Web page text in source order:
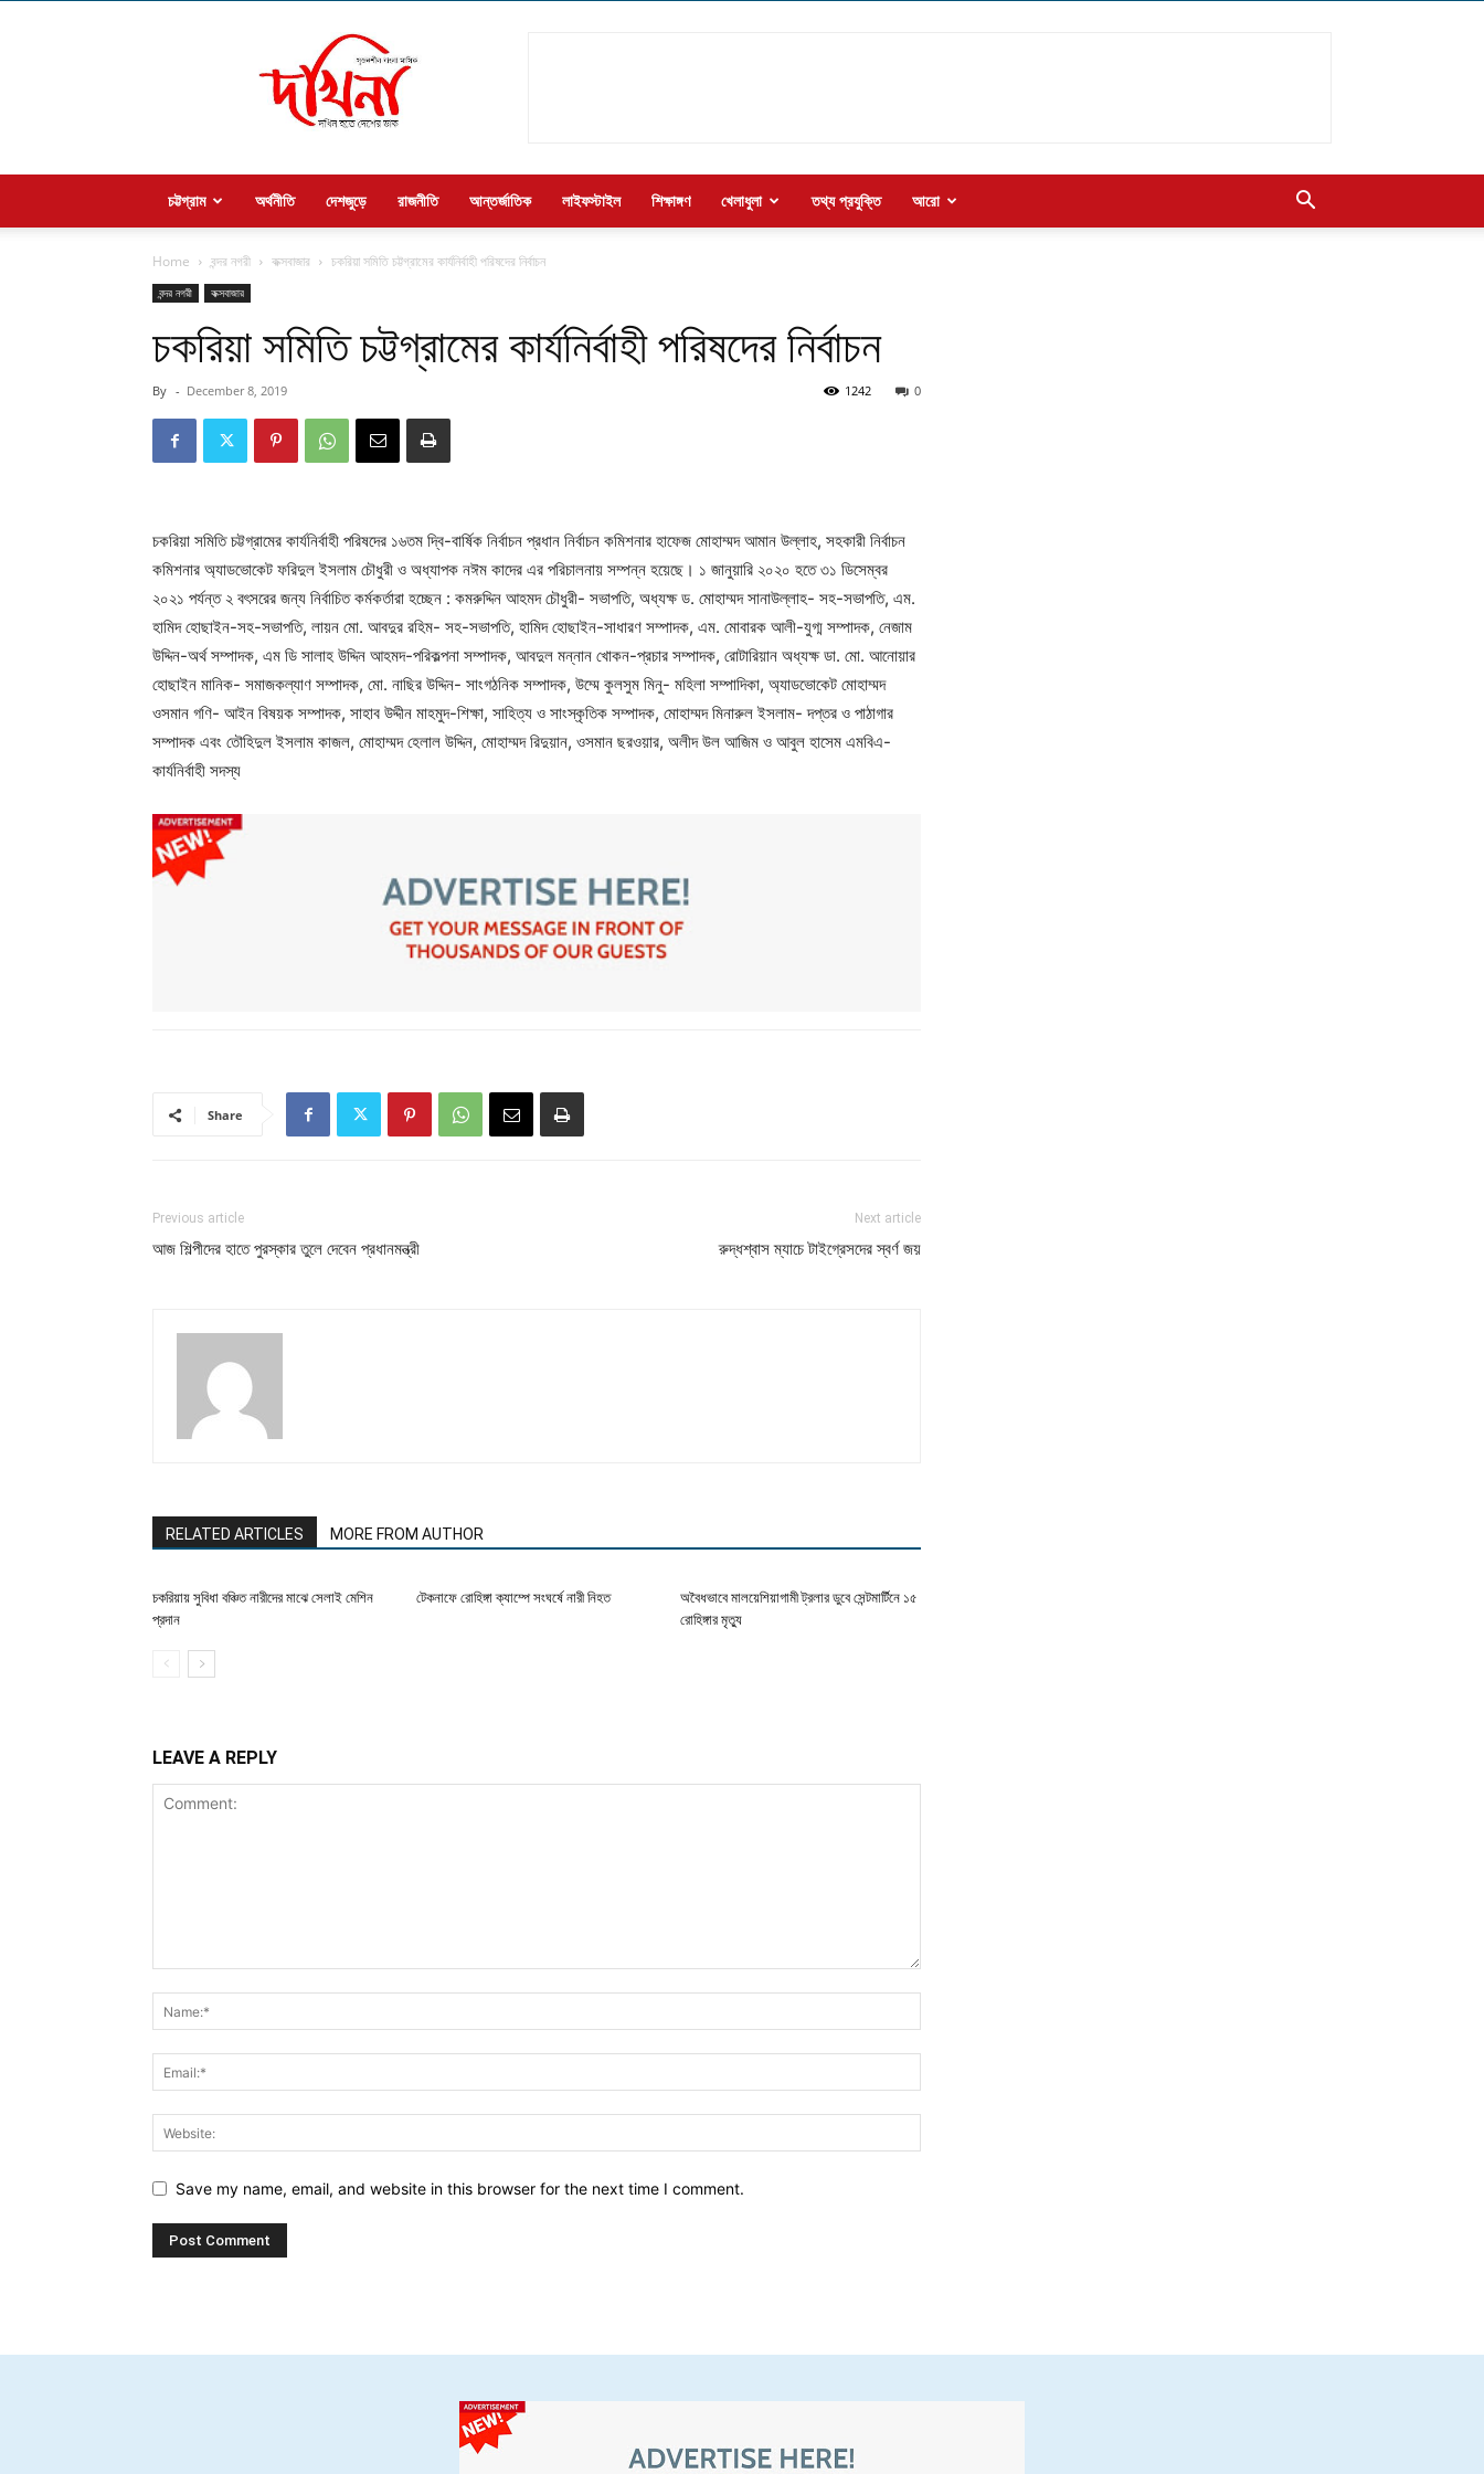
Welcome
to
dakhina
চট্টগ্রাম অর্থনীতি দেশজুড়ে রাজনীতি আন্তর্জাতিক লাইফস্টাইল শিক্ষাঙ্গণ খেলাধুলা তথ্য প্রযুক্তি আরো
Home বন্দর নগরী কক্সবাজার চকরিয়া সমিতি চট্টগ্রামের কার্যনির্বাহী পরিষদের নির্বাচন
বন্দর নগরী কক্সবাজার
চকরিয়া সমিতি চট্টগ্রামের কার্যনির্বাহী পরিষদের নির্বাচন
By - December 8, 2019 0
1242
চকরিয়া সমিতি চট্টগ্রামের কার্যনির্বাহী পরিষদের ১৬তম দ্বি-বার্ষিক নির্বাচন প্রধান নির্বাচন কমিশনার হাফেজ মোহাম্মদ আমান উল্লাহ, সহকারী নির্বাচন
কমিশনার অ্যাডভোকেট ফরিদুল ইসলাম চৌধুরী ও অধ্যাপক নঈম কাদের এর পরিচালনায় সম্পন্ন হয়েছে। ১ জানুয়ারি ২০২০ হতে ৩১ ডিসেম্বর
২০২১ পর্যন্ত ২ বৎসরের জন্য নির্বাচিত কর্মকর্তারা হচ্ছেন : কমরুদ্দিন আহমদ চৌধুরী- সভাপতি, অধ্যক্ষ ড. মোহাম্মদ সানাউল্লাহ- সহ-সভাপতি, এম.
হামিদ হোছাইন-সহ-সভাপতি, লায়ন মো. আবদুর রহিম- সহ-সভাপতি, হামিদ হোছাইন-সাধারণ সম্পাদক, এম. মোবারক আলী-যুগ্ম সম্পাদক, নেজাম
উদ্দিন-অর্থ সম্পাদক, এম ডি সালাহ উদ্দিন আহমদ-পরিকল্পনা সম্পাদক, আবদুল মন্নান খোকন-প্রচার সম্পাদক, রোটারিয়ান অধ্যক্ষ ডা. মো. আনোয়ার
হোছাইন মানিক- সমাজকল্যাণ সম্পাদক, মো. নাছির উদ্দিন- সাংগঠনিক সম্পাদক, উম্মে কুলসুম মিনু- মহিলা সম্পাদিকা, অ্যাডভোকেট মোহাম্মদ
ওসমান গণি- আইন বিষয়ক সম্পাদক, সাহাব উদ্দীন মাহমুদ-শিক্ষা, সাহিত্য ও সাংস্কৃতিক সম্পাদক, মোহাম্মদ মিনারুল ইসলাম- দপ্তর ও পাঠাগার
সম্পাদক এবং তৌহিদুল ইসলাম কাজল, মোহাম্মদ হেলাল উদ্দিন, মোহাম্মদ রিদুয়ান, ওসমান ছরওয়ার, অলীদ উল আজিম ও আবুল হাসেম এমবিএ-
কার্যনির্বাহী সদস্য
Share
Previous article
আজ শিল্পীদের হাতে পুরস্কার তুলে দেবেন প্রধানমন্ত্রী
Next article
রুদ্ধশ্বাস ম্যাচে টাইগ্রেসদের স্বর্ণ জয়
RELATED ARTICLES MORE FROM AUTHOR
চকরিয়ায় সুবিধা বঞ্চিত নারীদের মাঝে সেলাই মেশিন
প্রদান
টেকনাফে রোহিঙ্গা ক্যাম্পে সংঘর্ষে নারী নিহত
অবৈধভাবে মালয়েশিয়াগামী ট্রলার ডুবে সেন্টমার্টিনে ১৫
রোহিঙ্গার মৃত্যু
LEAVE A REPLY
Save my name, email, and website in this browser for the next time I comment.